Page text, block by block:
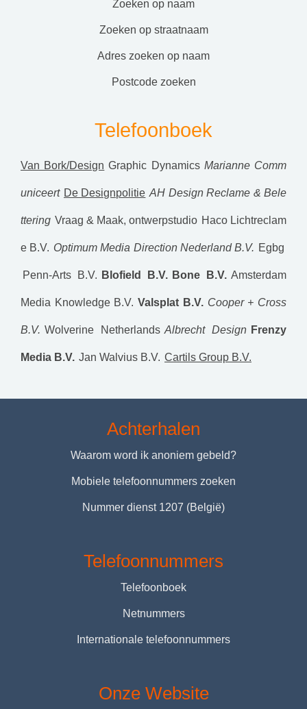
zoeken op naam
zoeken op straatnaam
adres zoeken op naam
postcode zoeken
Telefoonboek
Van Bork/Design Graphic Dynamics Marianne Comm
uniceert De Designpolitie AH Design Reclame & Bele
ttering Vraag & Maak, ontwerpstudio Haco Lichtreclam
e B.V. Optimum Media Direction Nederland B.V. Egbg
Penn-Arts B.V. Blofield B.V. Bone B.V. Amsterdam
Media Knowledge B.V. Valsplat B.V. Cooper + Cross
B.V. Wolverine Netherlands Albrecht Design Frenzy
Media B.V. Jan Walvius B.V. Cartils Group B.V.
Achterhalen
Waarom word ik anoniem gebeld?
Mobiele telefoonnummers zoeken
Nummer dienst 1207 (België)
Telefoonnummers
Telefoonboek
Netnummers
Internationale telefoonnummers
Onze Website